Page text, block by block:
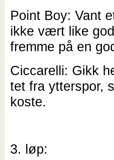
Point Boy: Vant
ikke vært like
fremme på en
Ciccarelli: Gikk
tet fra ytterspor,
koste.
3. løp: